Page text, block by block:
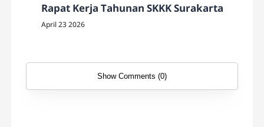
Rapat Kerja Tahunan SKKK Surakarta
April 23 2026
Show Comments (0)